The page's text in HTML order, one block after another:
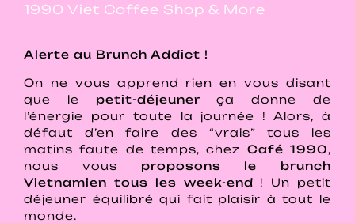
1990 Viet Coffee Shop & More
Alerte au Brunch Addict !
On ne vous apprend rien en vous disant
que le petit-déjeuner ça donne de
l’énergie pour toute la journée ! Alors, à
défaut d’en faire des “vrais” tous les
matins faute de temps, chez Café 1990,
nous vous proposons le brunch
Vietnamien tous les week-end ! Un petit
déjeuner équilibré qui fait plaisir à tout le
monde.